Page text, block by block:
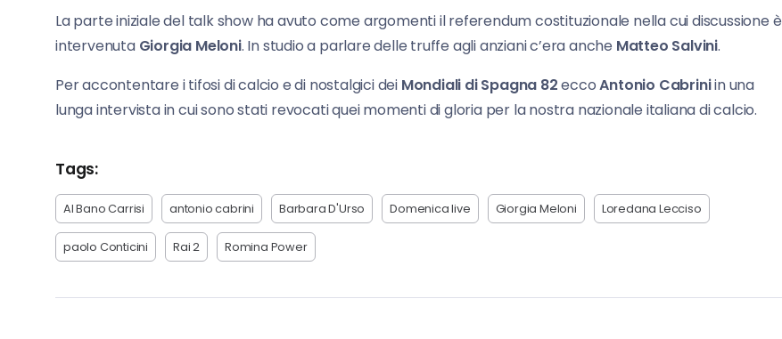
La parte iniziale del talk show ha avuto come argomenti il referendum costituzionale nella cui discussione è
intervenuta Giorgia Meloni. In studio a parlare delle truffe agli anziani c’era anche Matteo Salvini.
Per accontentare i tifosi di calcio e di nostalgici dei Mondiali di Spagna 82eccoAntonio Cabriniin una
lunga intervista in cui sono stati revocati quei momenti di gloria per la nostra nazionale italiana di calcio.
Tags:
Al Bano Carrisi antonio cabrini Barbara D'Urso Domenica live Giorgia Meloni Loredana Lecciso
paolo Conticini Rai 2 Romina Power